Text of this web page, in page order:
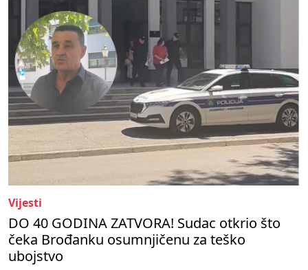
Vijesti
DO 40 GODINA ZATVORA! Sudac otkrio što
čeka Brođanku osumnjičenu za teško
ubojstvo